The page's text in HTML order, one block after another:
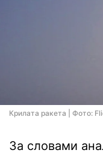
Крилата ракета | Фото:
За словами